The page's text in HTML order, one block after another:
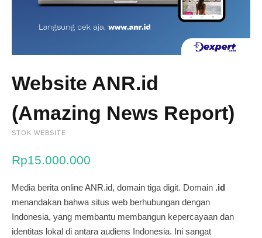
Website ANR.id
(Amazing News Report)
STOK WEBSITE
Rp15.000.000
Media berita online ANR.id, domain tiga digit. Domain .id
menandakan bahwa situs web berhubungan dengan
Indonesia, yang membantu membangun kepercayaan dan
identitas lokal di antara audiens Indonesia. Ini sangat